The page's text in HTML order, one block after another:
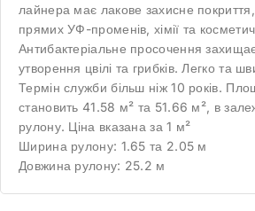
лайнера має лакове захисне
прямих УФ-променів, хімії та
Антибактеріальне просочення
утворення цвілі та грибків. Легко та
Термін служби більш ніж 10 років.
становить 41.58 м² та 51.66 м², в
рулону. Ціна вказана за 1 м²
Ширина рулону: 1.65 та 2.05 м
Довжина рулону: 25.2 м